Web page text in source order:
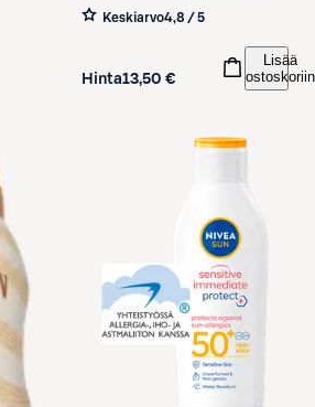
iholle 75 ml
Keskiarvo4,8 / 5
Hinta13,50 €
Lisää
ostoskoriin